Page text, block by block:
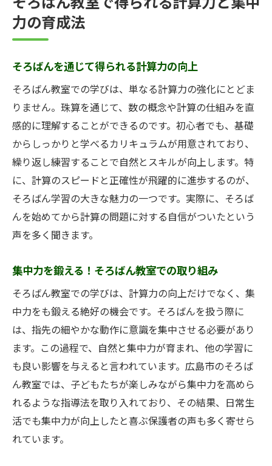
力の育成法
そろばんを通じて得られる計算力の向上
そろばん教室での学びは、単なる計算力の強化にとどま
りません。珠算を通じて、数の概念や計算の仕組みを直
感的に理解することができるのです。初心者でも、基礎
からしっかりと学べるカリキュラムが用意されており、
繰り返し練習することで自然とスキルが向上します。特
に、計算のスピードと正確性が飛躍的に進歩するのが、
そろばん学習の大きな魅力の一つです。実際に、そろば
んを始めてから計算の問題に対する自信がついたという
声を多く聞きます。
集中力を鍛える！そろばん教室での取り組み
そろばん教室での学びは、計算力の向上だけでなく、集
中力をも鍛える絶好の機会です。そろばんを扱う際に
は、指先の細やかな動作に意識を集中させる必要があり
ます。この過程で、自然と集中力が育まれ、他の学習に
も良い影響を与えると言われています。広島市のそろば
ん教室では、子どもたちが楽しみながら集中力を高めら
れるような指導法を取り入れており、その結果、日常生
活でも集中力が向上したと喜ぶ保護者の声も多く寄せら
れています。